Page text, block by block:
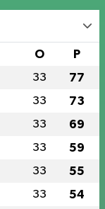
O P
33 77
33 73
33 69
33 59
33 55
33 54